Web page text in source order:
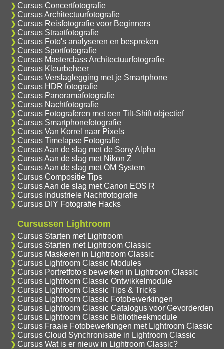
Cursus Concertfotografie
Cursus Architectuurfotografie
Cursus Reisfotografie voor Beginners
Cursus Straatfotografie
Cursus Foto's analyseren en bespreken
Cursus Sportfotografie
Cursus Masterclass Architectuurfotografie
Cursus Kleurbeheer
Cursus Verslaglegging met je Smartphone
Cursus HDR fotografie
Cursus Panoramafotografie
Cursus Nachtfotografie
Cursus Fotograferen met een Tilt-Shift objectief
Cursus Smartphonefotografie
Cursus Van Korrel naar Pixels
Cursus Timelapse Fotografie
Cursus Aan de slag met de Sony Alpha
Cursus Aan de slag met Nikon Z
Cursus Aan de slag met OM System
Cursus Compositie Tips
Cursus Aan de slag met Canon EOS R
Cursus Industriele Nachtfotografie
Cursus DIY Fotografie Hacks
Cursussen Lightroom
Cursus Starten met Lightroom
Cursus Starten met Lightroom Classic
Cursus Maskeren in Lightroom Classic
Cursus Lightroom Classic Modules
Cursus Portretfoto's bewerken in Lightroom Classic
Cursus Lightroom Classic Ontwikkelmodule
Cursus Lightroom Classic Tips & Tricks
Cursus Lightroom Classic Fotobewerkingen
Cursus Lightroom Classic Catalogus voor Gevorderden
Cursus Lightroom Classic Bibliotheekmodule
Cursus Fraaie Fotobewerkingen met Lightroom Classic
Cursus Cloud Synchronisatie in Lightroom Classic
Cursus Wat is er nieuw in Lightroom Classic?